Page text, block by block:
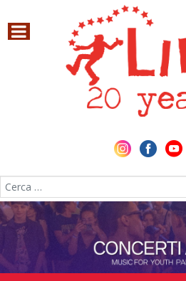
Cerca nel sito